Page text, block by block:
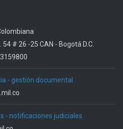
# 26 -25 CAN - Bogotá D.C.
- gestión documental
- notificaciones judiciales